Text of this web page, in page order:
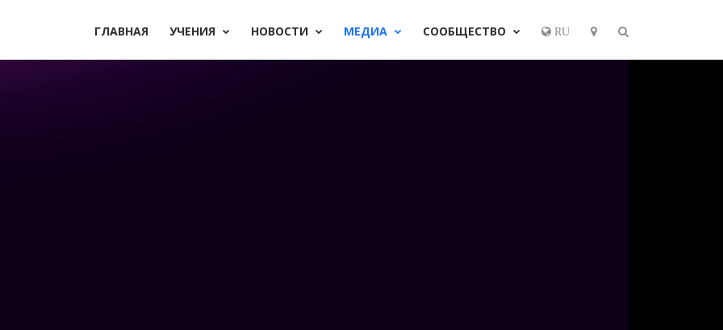
ГЛАВНАЯ УЧЕНИЯ НОВОСТИ МЕДИА СООБЩЕСТВО RU